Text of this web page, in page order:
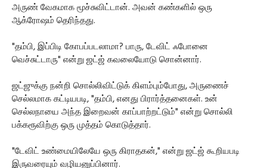
அருண் வேகமாக மூச்சுவிட்டான். அவன் கண்களில் ஒரு
ஆக்ரோஷம் தெரிந்தது.
"தம்பி, இப்பிடி கோபப்படலாமா? பாரு, டேவிட் ஃபோனை
வெச்சுட்டாரு" என்று ஜட்ஜ் கவலையோடு சொன்னார்.
ஜட்ஜுக்கு நன்றி சொல்லிவிட்டுக் கிளம்பும்போது, அருணைச்
செல்லமாக கட்டியபடி, "தம்பி, எனது பிரார்த்தனைகள். உன்
செல்லநாயை அந்த இறைவன் காப்பாற்றட்டும்" என்று சொல்லி
பக்கரூவிற்கு ஒரு முத்தம் கொடுத்தார்.
"டேவிட் உண்மையிலேயே ஒரு கிராதகன்," என்று ஜட்ஜ் கூறியபடி
இருவரையும் வழியனுப்பினார்.